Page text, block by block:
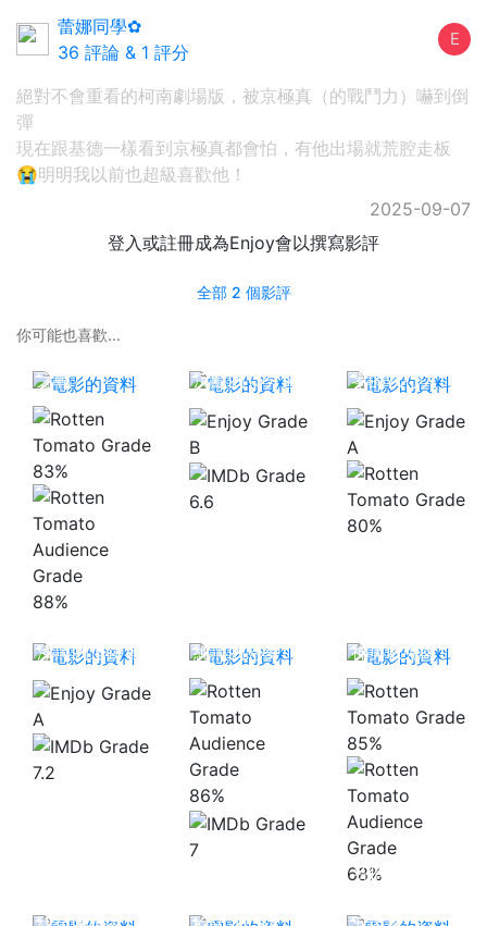
蕾娜同學✿︎
36 評論 & 1 評分
E
絕對不會重看的柯南劇場版，被京極真（的戰鬥力）嚇到倒
彈
現在跟基德一樣看到京極真都會怕，有他出場就荒腔走板
😭明明我以前也超級喜歡他！
2025-09-07
登入或註冊成為Enjoy會以撰寫影評
全部 2 個影評
你可能也喜歡...
之戰
83%
88%
沉默的15分鐘
B
6.6
零的執行人
A
80%
漆黑的追跡者
A
7.2
純黑的惡夢
86%
7
神勇敢死隊
85%
68%
名偵探柯南：